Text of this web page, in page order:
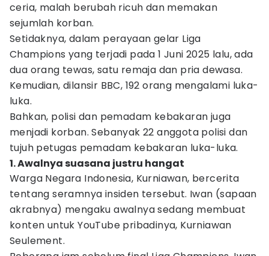
ceria, malah berubah ricuh dan memakan
sejumlah korban.
Setidaknya, dalam perayaan gelar Liga
Champions yang terjadi pada 1 Juni 2025 lalu, ada
dua orang tewas, satu remaja dan pria dewasa.
Kemudian, dilansir BBC, 192 orang mengalami luka-
luka.
Bahkan, polisi dan pemadam kebakaran juga
menjadi korban. Sebanyak 22 anggota polisi dan
tujuh petugas pemadam kebakaran luka-luka.
1. Awalnya suasana justru hangat
Warga Negara Indonesia, Kurniawan, bercerita
tentang seramnya insiden tersebut. Iwan (sapaan
akrabnya) mengaku awalnya sedang membuat
konten untuk YouTube pribadinya, Kurniawan
Seulement.